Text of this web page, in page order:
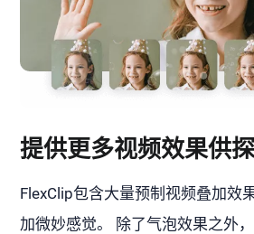
提供更多视频效果供
FlexClip包含大量预制视频叠加效
加微妙感觉。 除了气泡效果之外